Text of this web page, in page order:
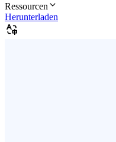
Ressourcen
Herunterladen